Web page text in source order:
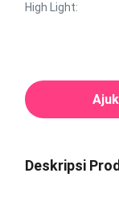
High Light:
Deskripsi